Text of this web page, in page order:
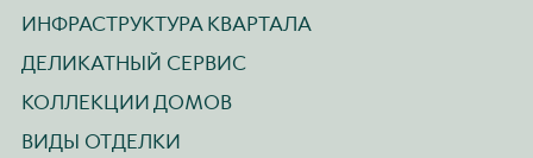
ИНФРАСТРУКТУРА КВАРТАЛА
ДЕЛИКАТНЫЙ СЕРВИС
КОЛЛЕКЦИИ ДОМОВ
ВИДЫ ОТДЕЛКИ